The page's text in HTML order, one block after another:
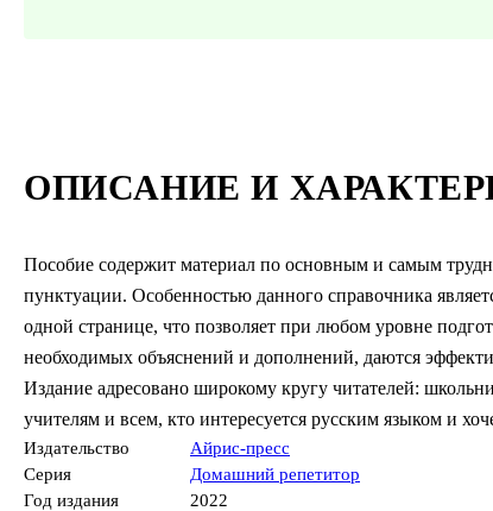
ОПИСАНИЕ И
Пособие содержит материал по основным и самым
пунктуации. Особенностью данного справочника
одной странице, что позволяет при любом уровне
необходимых объяснений и дополнений, даются
Издание адресовано широкому кругу читателей:
учителям и всем, кто интересуется русским языком и
Издательство
Айрис-пресс
Серия
Домашний репетитор
Год издания
2022